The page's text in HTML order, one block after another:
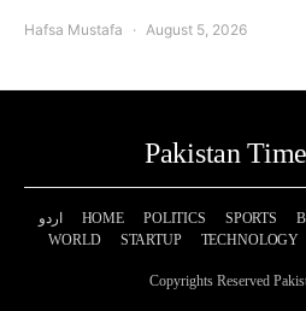
Hafsa Mustafa August 5, 2026
Pakistan
اردو HOME POLITICS SPORTS
WORLD
STARTUP TECHNOLOGY
Copyrights Reserved